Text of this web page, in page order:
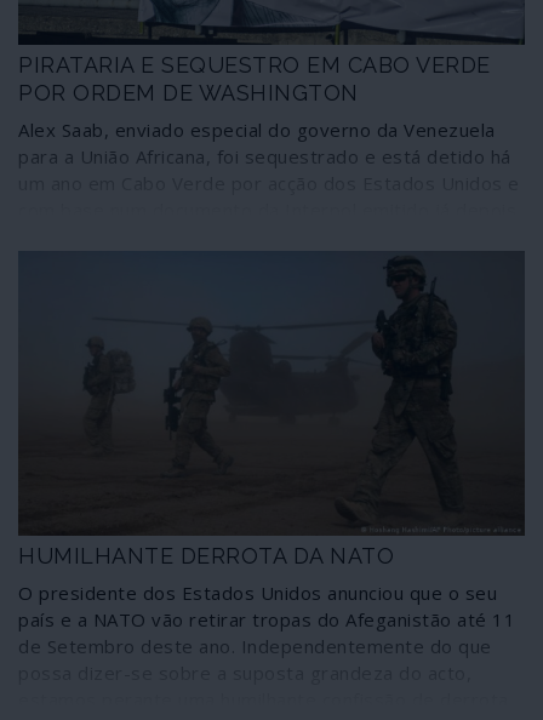
PIRATARIA E SEQUESTRO EM CABO VERDE
POR ORDEM DE WASHINGTON
Alex Saab, enviado especial do governo da Venezuela
para a União Africana, foi sequestrado e está detido há
sequestro, mantido à mão armada por um navio de
guerra norte-americano ancorado ao largo das costas
cabo-verdianas, não incomoda as sensíveis carpideiras
sobre “direitos humanos”, tão prontas a dar sinais
quando as violações são de outros azimutes.
HUMILHANTE DERROTA DA NATO
O presidente dos Estados Unidos anunciou que o seu
país e a NATO vão retirar tropas do Afeganistão até 11
de Setembro deste ano. Independentemente do que